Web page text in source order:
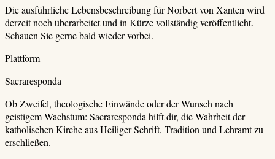
Die ausführliche Lebensbeschreibung fürNorbert von Xanten wird
derzeit noch überarbeitet und in Kürze vollständig veröffentlicht.
Schauen Sie gerne bald wieder vorbei.
Plattform
Sacraresponda
Ob Zweifel, theologische Einwände oder der Wunsch nach
geistigem Wachstum: Sacraresponda hilft dir, die Wahrheit der
katholischen Kirche aus Heiliger Schrift, Tradition und Lehramt zu
erschließen.